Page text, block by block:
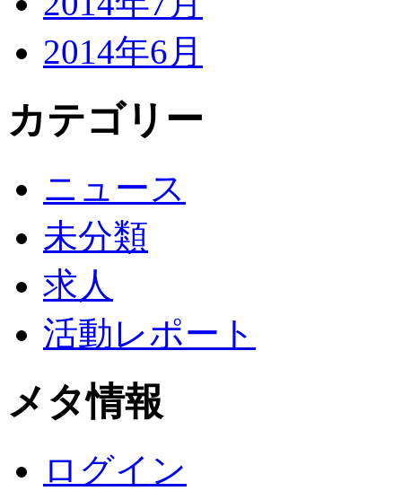
2014年6月
カテゴリー
ニュース
未分類
求人
活動レポート
メタ情報
ログイン